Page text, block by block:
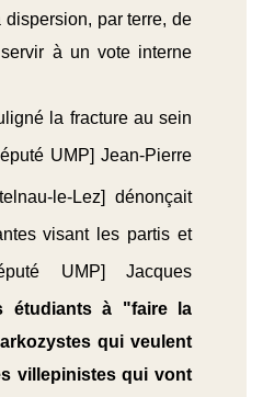
par terre, de
à un vote interne
la fracture au sein
UMP] Jean-Pierre
le-Lez] dénonçait
visant les partis et
UMP] Jacques
étudiants à "faire la
qui veulent
villepinistes qui vont